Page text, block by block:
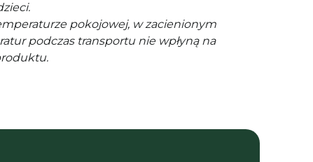
pokojowej, w zacienionym
podczas transportu nie wpłyną na